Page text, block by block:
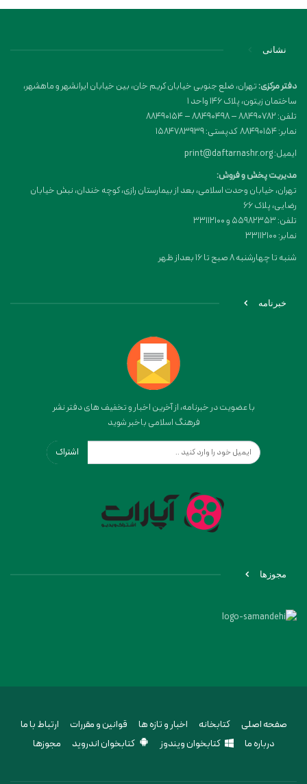
نشانی
دفتر مرکزی:تهران، ضلع جنوبی خیابان کریم خان، بین خیابان ایرانشهر و ماهشهر،
ساختمان زیتون، پلاک 146 واحد 1
تلفن: 88490782 – 88490498 – 88490154
نمابر: 88490154 کدپستی: 1584783939
ایمیل: print@daftarnashr.org
مدیریت پخش و فروش:
تهران، خیابان وحدت اسلامی، بعد از بیمارستان رازی، کوچه خندان، نبش خیابان
رضایی، پلاک ۶۶
تلفن: 55982353 و 33112100
نمابر: 33112100
شنبه تا چهارشنبه 8 صبح تا 16 بعداز ظهر
خبرنامه
با عضویت در خبرنامه، از آخرین اخبار و تخفیف های دفتر نشر
فرهنگ اسلامی باخبر شوید
اشتراک
مجوزها
صفحه اصلی کتابخانه اخبار و تازه ها قوانین و مقررات
ارتباط با ما
درباره ما
کتابخوان ویندوز کتابخوان اندروید مجوزها